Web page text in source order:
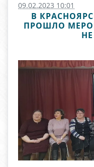
09.02.2023 10:01
В
ПРОШЛО